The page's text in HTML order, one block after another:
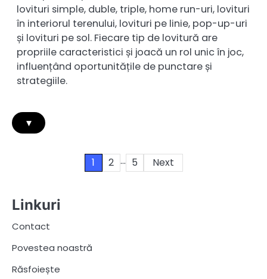
lovituri simple, duble, triple, home run-uri, lovituri
în interiorul terenului, lovituri pe linie, pop-up-uri
și lovituri pe sol. Fiecare tip de lovitură are
propriile caracteristici și joacă un rol unic în joc,
influențând oportunitățile de punctare și
strategiile.
▾
1 2 … 5 Next
Linkuri
Contact
Povestea noastră
Răsfoiește